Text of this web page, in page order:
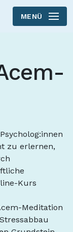
content
MENÜ
zu erlernen,
Kurs
Meditation